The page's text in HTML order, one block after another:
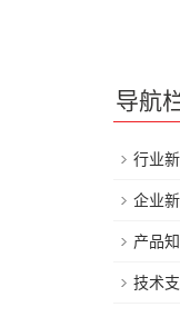
导航
行业
企业
产品
技术